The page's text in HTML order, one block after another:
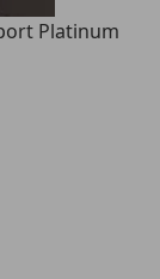
Platinum